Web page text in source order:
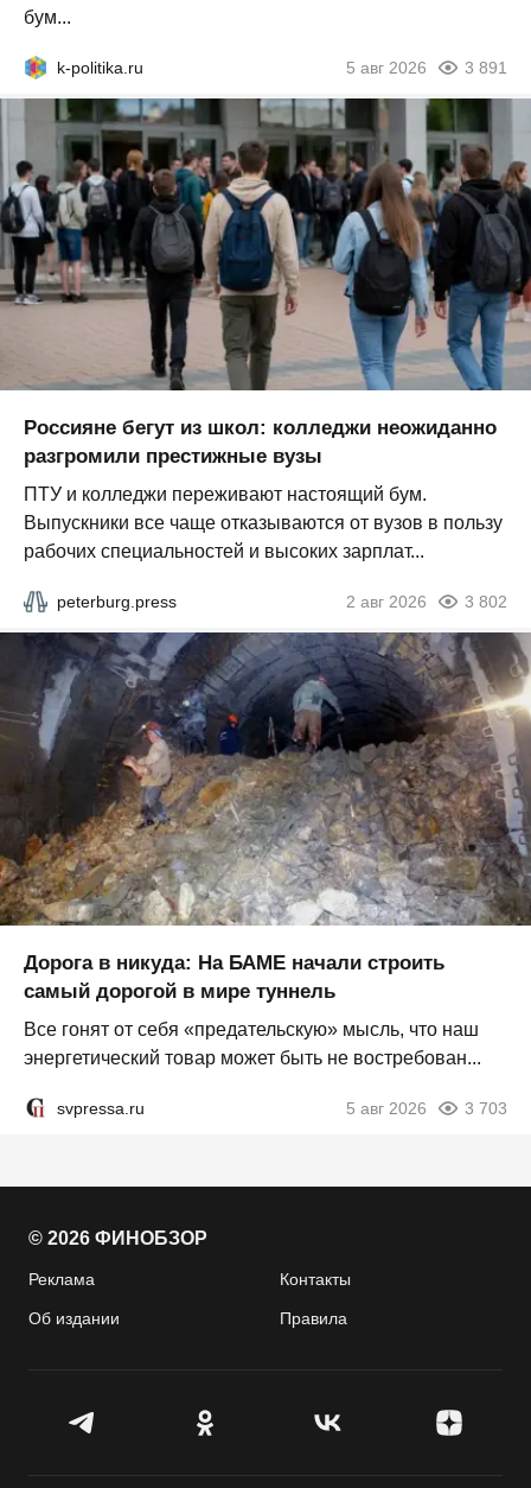
бум...
k-politika.ru 5 авг 2026 3 891
Россияне бегут из школ: колледжи неожиданно
разгромили престижные вузы
ПТУ и колледжи переживают настоящий бум.
Выпускники все чаще отказываются от вузов в пользу
рабочих специальностей и высоких зарплат...
peterburg.press 2 авг 2026 3 802
Дорога в никуда: На БАМЕ начали строить
самый дорогой в мире туннель
Все гонят от себя «предательскую» мысль, что наш
энергетический товар может быть не востребован...
svpressa.ru 5 авг 2026 3 703
© 2026 ФИНОБЗОР
Реклама Контакты
Об издании Правила